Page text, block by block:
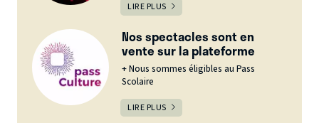
LIRE PLUS
Nos spectacles sont en
vente sur la plateforme
+ Nous sommes éligibles au Pass
Scolaire
LIRE PLUS